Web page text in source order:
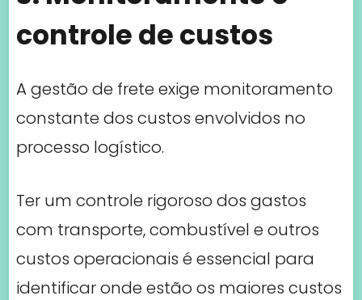
controle de custos
A gestão de frete exige monitoramento
constante dos custos envolvidos no
processo logístico.
Ter um controle rigoroso dos gastos
com transporte, combustível e outros
custos operacionais é essencial para
identificar onde estão os maiores custos